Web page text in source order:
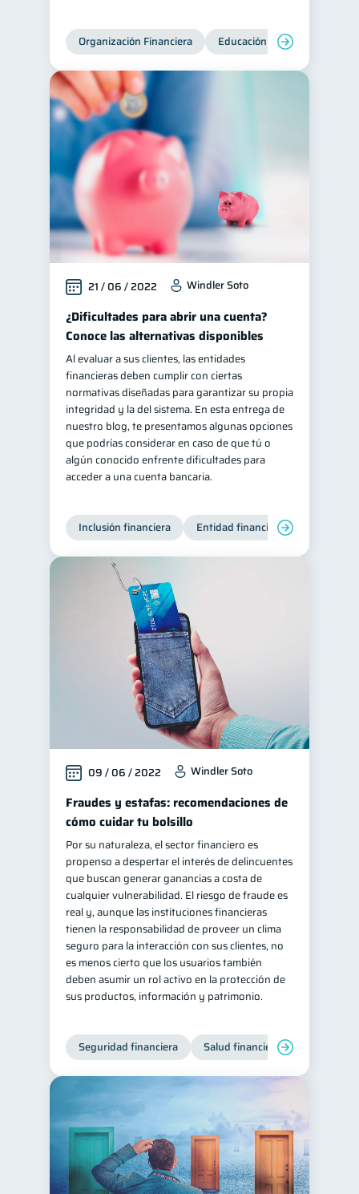
Derechos & Deberes 4
Superintendencia de Bancos 4
Vacaciones
Cuenta Abandonada
Inversiones
Cuenta Inactiva
Finanzas Personales
1
Educación Financiera
inversiones
Retiro 1 Doble sueldo 1
Gasto responsable
información financiera 1
Organización Financiera Educación financiera
21 / 06 / 2022 Windler Soto
¿Dificultades para abrir una cuenta?
Conoce las alternativas disponibles
Al evaluar a sus clientes, las entidades
financieras deben cumplir con ciertas
normativas diseñadas para garantizar su propia
integridad y la del sistema. En esta entrega de
nuestro blog, te presentamos algunas opciones
que podrías considerar en caso de que tú o
algún conocido enfrente dificultades para
acceder a una cuenta bancaria.
Inclusión financiera Entidad financiera
09 / 06 / 2022 Windler Soto
Fraudes y estafas: recomendaciones de
cómo cuidar tu bolsillo
Por su naturaleza, el sector financiero es
propenso a despertar el interés de delincuentes
que buscan generar ganancias a costa de
cualquier vulnerabilidad. El riesgo de fraude es
real y, aunque las instituciones financieras
tienen la responsabilidad de proveer un clima
seguro para la interacción con sus clientes, no
es menos cierto que los usuarios también
deben asumir un rol activo en la protección de
sus productos, información y patrimonio.
Seguridad financiera Salud financiera